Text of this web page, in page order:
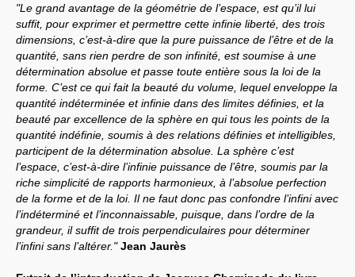
Systèmes & société sous contrôle
Nouvelles de l’antirépublique
Crises "Covid-19 & H1N1"
Guerre en Ukraine
"Le grand avantage de la géométrie de l’espace, est qu’il lui
suffit, pour exprimer et permettre cette infinie liberté, des trois
dimensions, c’est-à-dire que la pure puissance de l’être et de la
quantité, sans rien perdre de son infinité, est soumise à une
détermination absolue et passe toute entière sous la loi de la
forme. C’est ce qui fait la beauté du volume, lequel enveloppe la
quantité indéterminée et infinie dans des limites définies, et la
beauté par excellence de la sphère en qui tous les points de la
quantité indéfinie, soumis à des relations définies et intelligibles,
participent de la détermination absolue. La sphère c’est
l’espace, c’est-à-dire l’infinie puissance de l’être, soumis par la
riche simplicité de rapports harmonieux, à l’absolue perfection
de la forme et de la loi. Il ne faut donc pas confondre l’infini avec
l’indéterminé et l’inconnaissable, puisque, dans l’ordre de la
grandeur, il suffit de trois perpendiculaires pour déterminer
l’infini sans l’altérer." Jean Jaurès